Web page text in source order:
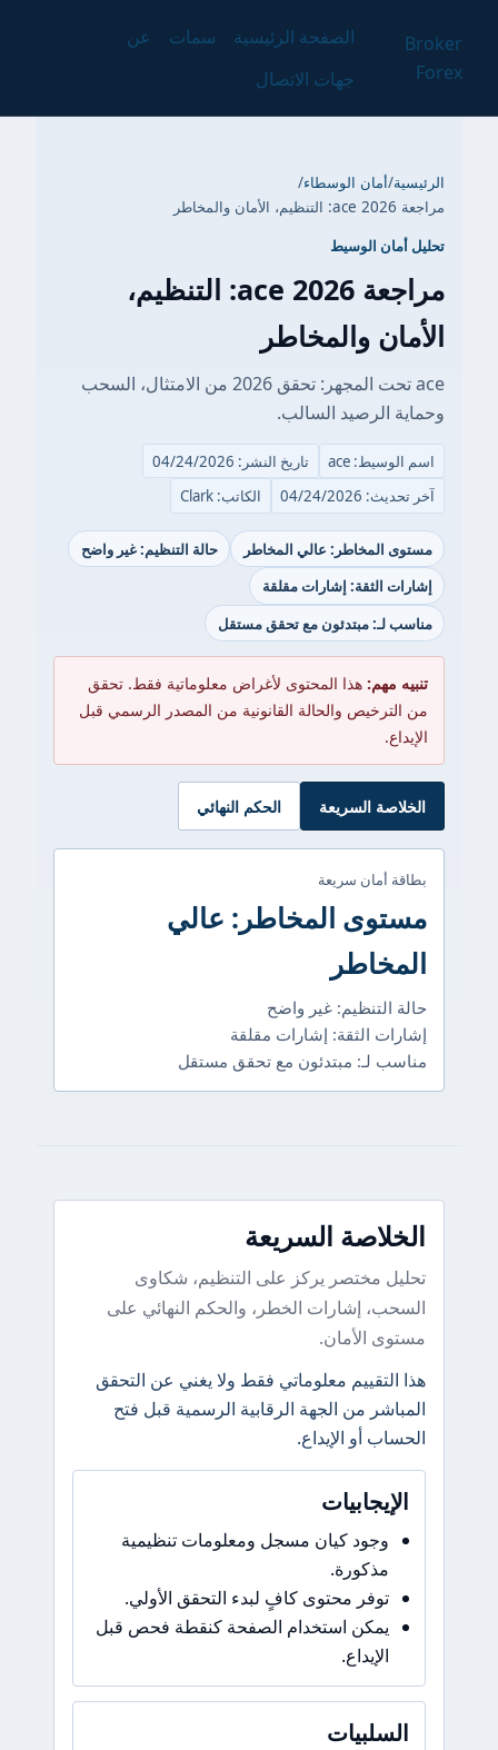
Broker
Forex
الصفحة الرئيسية سمات
عن
جهات الاتصال
الرئيسية/أمان الوسطاء/
مراجعة ace 2026: التنظيم، الأمان والمخاطر
تحليل أمان الوسيط
مراجعة ace 2026: التنظيم،
الأمان والمخاطر
ace تحت المجهر: تحقق 2026 من الامتثال، السحب
وحماية الرصيد السالب.
اسم الوسيط: ace
تاريخ النشر: 04/24/2026
آخر تحديث: 04/24/2026
الكاتب: Clark
مستوى المخاطر: عالي المخاطر
حالة التنظيم: غير واضح
إشارات الثقة: إشارات مقلقة
مناسب لـ: مبتدئون مع تحقق مستقل
تنبيه مهم: هذا المحتوى لأغراض معلوماتية فقط. تحقق
من الترخيص والحالة القانونية من المصدر الرسمي قبل
الإيداع.
الخلاصة السريعة الحكم النهائي
بطاقة أمان سريعة
مستوى المخاطر: عالي
المخاطر
حالة التنظيم: غير واضح
إشارات الثقة: إشارات مقلقة
مناسب لـ: مبتدئون مع تحقق مستقل
الخلاصة السريعة
تحليل مختصر يركز على التنظيم، شكاوى
السحب، إشارات الخطر، والحكم النهائي على
مستوى الأمان.
هذا التقييم معلوماتي فقط ولا يغني عن التحقق
المباشر من الجهة الرقابية الرسمية قبل فتح
الحساب أو الإيداع.
الإيجابيات
وجود كيان مسجل ومعلومات تنظيمية
مذكورة.
توفر محتوى كافٍ لبدء التحقق الأولي.
يمكن استخدام الصفحة كنقطة فحص قبل
الإيداع.
السلبيات